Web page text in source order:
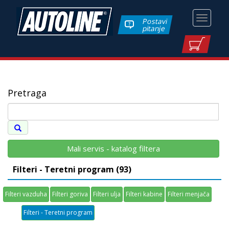
Toggle
Postavi
pitanje
Pretraga
Mali servis - katalog filtera
Filteri - Teretni program (93)
Filteri vazduha Filteri goriva Filteri ulja Filteri kabine Filteri menjača
Filteri - Teretni program